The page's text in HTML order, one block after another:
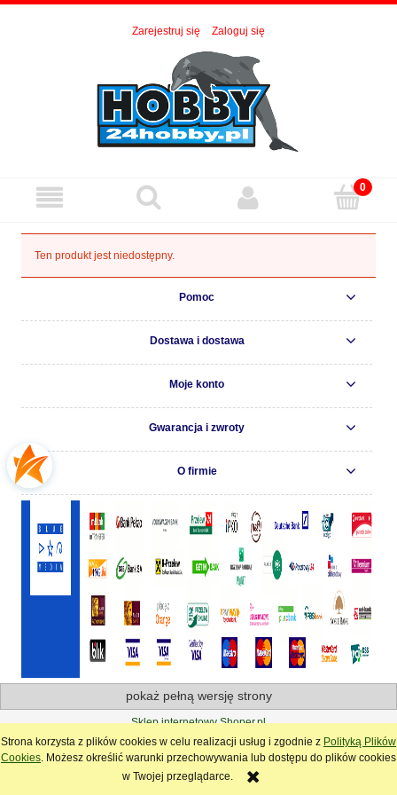
Strona korzysta z plików cookies w celu realizacji usług i zgodnie z Polityką Plików
Cookies. Możesz określić warunki przechowywania lub dostępu do plików cookies
w Twojej przeglądarce.
Zarejestruj się Zaloguj się
Ten produkt jest niedostępny.
Pomoc
Dostawa i dostawa
Moje konto
Gwarancja i zwroty
O firmie
pokaż pełną wersję strony
Sklep internetowy Shoper.pl